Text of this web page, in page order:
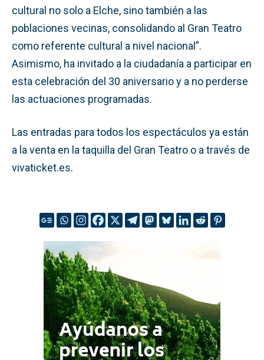
cultural no solo a Elche, sino también a las
poblaciones vecinas, consolidando al Gran Teatro
como referente cultural a nivel nacional”.
Asimismo, ha invitado a la ciudadanía a participar en
esta celebración del 30 aniversario y a no perderse
las actuaciones programadas.
Las entradas para todos los espectáculos ya están
a la venta en la taquilla del Gran Teatro o a través de
vivaticket.es.